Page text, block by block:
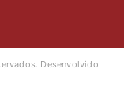
Desenvolvido